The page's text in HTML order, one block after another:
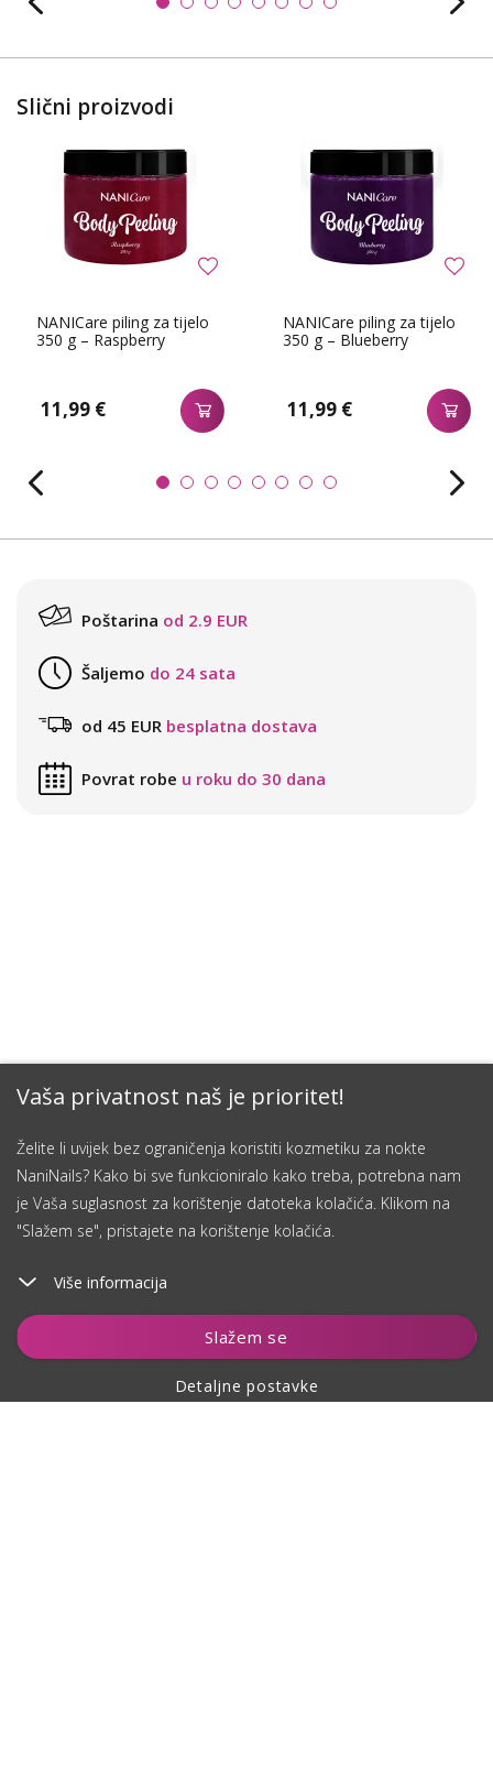
Vaša privatnost naš je prioritet!
Želite li uvijek bez ograničenja koristiti kozmetiku za nokte
NaniNails? Kako bi sve funkcioniralo kako treba, potrebna nam
je Vaša suglasnost za korištenje datoteka kolačića. Klikom na
"Slažem se", pristajete na korištenje kolačića.
Više informacija
Slažem se
Detaljne postavke
Dodaj u košaricu
Slični proizvodi
NANICare piling za tijelo
350 g – Raspberry
11,99 €
NANICare piling za tijelo
350 g – Blueberry
11,99 €
Poštarina od 2.9 EUR
Šaljemo do 24 sata
od 45 EUR besplatna dostava
Povrat robe u roku do 30 dana